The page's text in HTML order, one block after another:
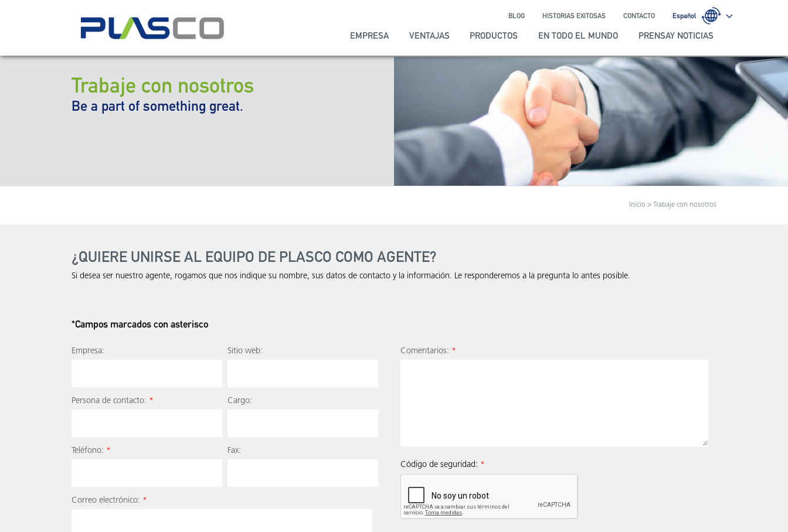
Español
CONTACTO
HISTORIAS EXITOSAS
BLOG
EMPRESA VENTAJAS PRODUCTOS EN TODO EL MUNDO PRENSAY NOTICIAS
Trabaje con nosotros
Be a part of something great.
Inicio > Trabaje con nosotros
¿QUIERE UNIRSE AL EQUIPO DE PLASCO COMO AGENTE?
Si desea ser nuestro agente, rogamos que nos indique su nombre, sus datos de contacto y la información. Le responderemos a la pregunta lo antes posible.
*Campos marcados con asterisco
Empresa: Sitio web:
Persona de contacto: * Cargo:
Teléfono: * Fax:
Correo electrónico: *
Comentarios: *
Código de seguridad: *